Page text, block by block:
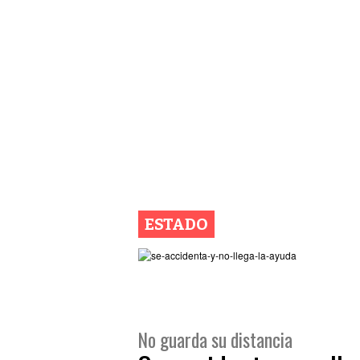
ESTADO
No guarda su distancia